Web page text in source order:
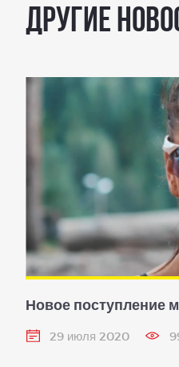
Другие
Новое поступление
29 июля 2020